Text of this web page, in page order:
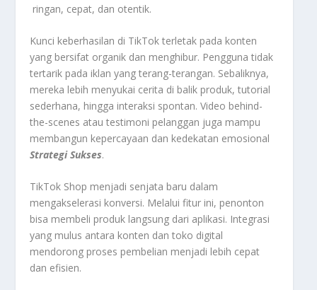
ringan, cepat, dan otentik.
Kunci keberhasilan di TikTok terletak pada konten
yang bersifat organik dan menghibur. Pengguna tidak
tertarik pada iklan yang terang-terangan. Sebaliknya,
mereka lebih menyukai cerita di balik produk, tutorial
sederhana, hingga interaksi spontan. Video behind-
the-scenes atau testimoni pelanggan juga mampu
membangun kepercayaan dan kedekatan emosional
Strategi Sukses.
TikTok Shop menjadi senjata baru dalam
mengakselerasi konversi. Melalui fitur ini, penonton
bisa membeli produk langsung dari aplikasi. Integrasi
yang mulus antara konten dan toko digital
mendorong proses pembelian menjadi lebih cepat
dan efisien.